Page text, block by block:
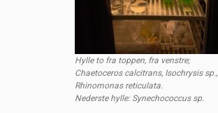
Hylle to fra toppen, fra venstre;
Chaetoceros calcitrans, Isochrysis sp.,
Rhinomonas reticulata.
Nederste hylle: Synechococcus sp.